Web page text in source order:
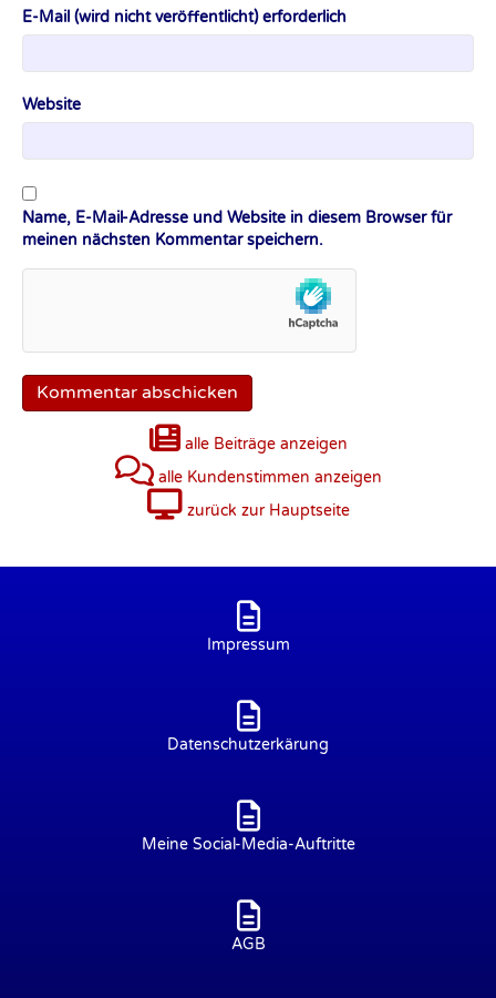
E-Mail (wird nicht veröffentlicht) erforderlich
Website
Name, E-Mail-Adresse und Website in diesem Browser für
meinen nächsten Kommentar speichern.
alle Beiträge anzeigen
alle Kundenstimmen anzeigen
zurück zur Hauptseite
Impressum
Datenschutzerkärung
Meine Social-Media-Auftritte
AGB